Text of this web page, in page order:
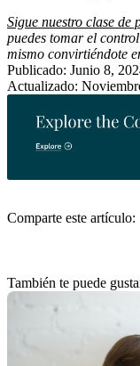
Comparte este artículo:
Sigue nuestro clase de
puedes tomar el
mismo convirtiéndote
Publicado: Junio 8,
Actualizado:
También te puede